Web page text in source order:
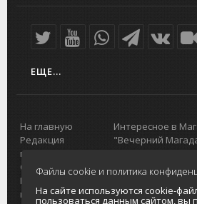
ЕЩЕ...
На главную
Редакция
портала
О проекте
Реклама на
портале
Интересное в
"Вечерний
Городская доска
Реклама
Главный
Колымы
Файлы cookie и политика
На сайте используются cookie-
пользоваться данным сайтом, вы